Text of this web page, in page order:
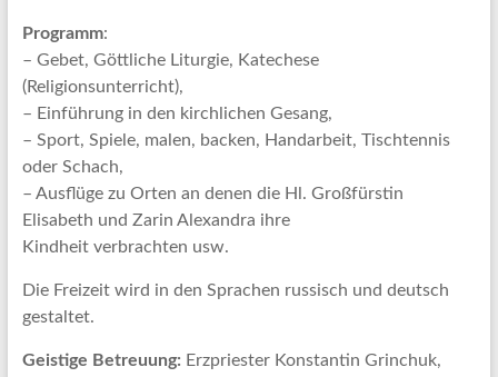
Programm:
– Gebet, Göttliche Liturgie, Katechese
(Religionsunterricht),
– Einführung in den kirchlichen Gesang,
– Sport, Spiele, malen, backen, Handarbeit, Tischtennis
oder Schach,
– Ausflüge zu Orten an denen die Hl. Großfürstin
Elisabeth und Zarin Alexandra ihre
Kindheit verbrachten usw.
Die Freizeit wird in den Sprachen russisch und deutsch
gestaltet.
Geistige Betreuung: Erzpriester Konstantin Grinchuk,